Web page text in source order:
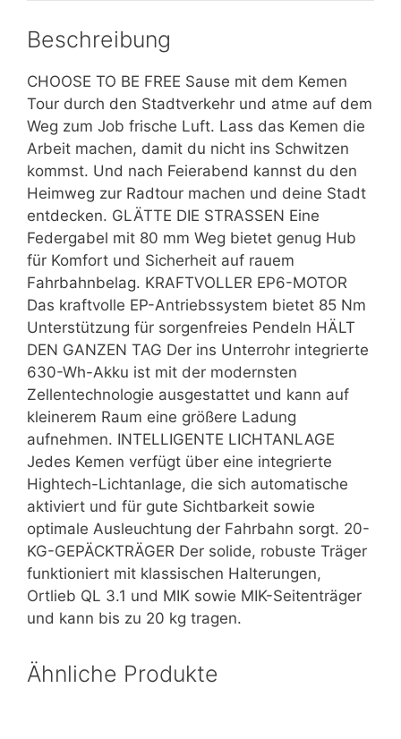
Beschreibung
CHOOSE TO BE FREE Sause mit dem Kemen
Tour durch den Stadtverkehr und atme auf dem
Weg zum Job frische Luft. Lass das Kemen die
Arbeit machen, damit du nicht ins Schwitzen
kommst. Und nach Feierabend kannst du den
Heimweg zur Radtour machen und deine Stadt
entdecken. GLÄTTE DIE STRASSEN Eine
Federgabel mit 80 mm Weg bietet genug Hub
für Komfort und Sicherheit auf rauem
Fahrbahnbelag. KRAFTVOLLER EP6-MOTOR
Das kraftvolle EP-Antriebssystem bietet 85 Nm
Unterstützung für sorgenfreies Pendeln HÄLT
DEN GANZEN TAG Der ins Unterrohr integrierte
630-Wh-Akku ist mit der modernsten
Zellentechnologie ausgestattet und kann auf
kleinerem Raum eine größere Ladung
aufnehmen. INTELLIGENTE LICHTANLAGE
Jedes Kemen verfügt über eine integrierte
Hightech-Lichtanlage, die sich automatische
aktiviert und für gute Sichtbarkeit sowie
optimale Ausleuchtung der Fahrbahn sorgt. 20-
KG-GEPÄCKTRÄGER Der solide, robuste Träger
funktioniert mit klassischen Halterungen,
Ortlieb QL 3.1 und MIK sowie MIK-Seitenträger
und kann bis zu 20 kg tragen.
Ähnliche Produkte